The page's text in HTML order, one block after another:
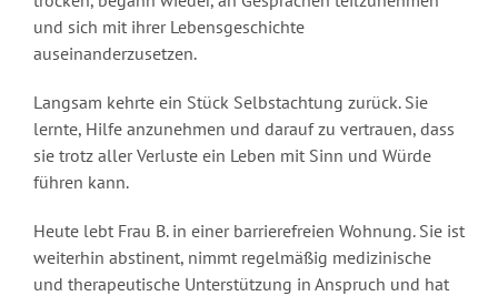
und sich mit ihrer Lebensgeschichte
auseinanderzusetzen.
Langsam kehrte ein Stück Selbstachtung zurück. Sie
lernte, Hilfe anzunehmen und darauf zu vertrauen, dass
sie trotz aller Verluste ein Leben mit Sinn und Würde
führen kann.
Heute lebt Frau B. in einer barrierefreien Wohnung. Sie ist
weiterhin abstinent, nimmt regelmäßig medizinische
und therapeutische Unterstützung in Anspruch und hat